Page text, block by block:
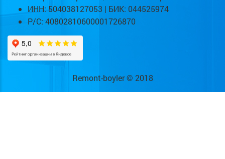
ИНН: 504038127053 | БИК: 044525974
Р/С: 40802810600001726870
Remont-boyler © 2018